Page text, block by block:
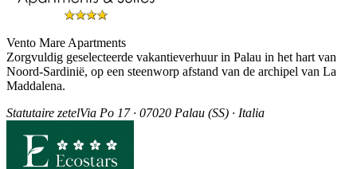
Vento Mare Apartments
Zorgvuldig geselecteerde vakantieverhuur in Palau in het hart van
Noord-Sardinië, op een steenworp afstand van de archipel van La
Maddalena.
Statutaire zetelVia Po 17 · 07020 Palau (SS) · Italia